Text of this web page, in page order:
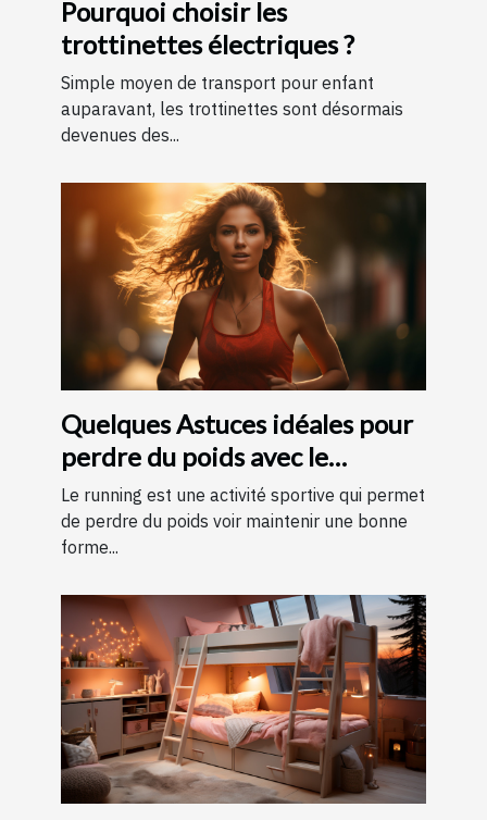
Pourquoi choisir les
trottinettes électriques ?
Simple moyen de transport pour enfant
auparavant, les trottinettes sont désormais
devenues des...
Quelques Astuces idéales pour
perdre du poids avec le
running ?
Le running est une activité sportive qui permet
de perdre du poids voir maintenir une bonne
forme...